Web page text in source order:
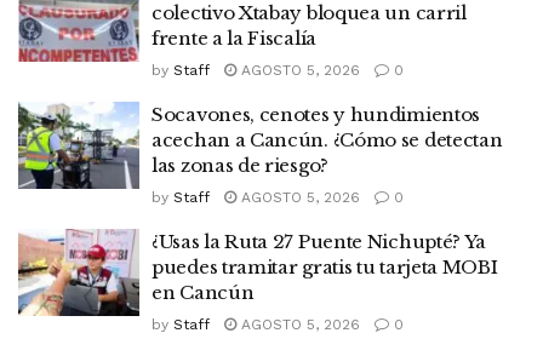
colectivo Xtabay bloquea un carril
frente a la Fiscalía
by Staff AGOSTO 5, 2026 0
Socavones, cenotes y hundimientos
acechan a Cancún. ¿Cómo se detectan
las zonas de riesgo?
by Staff AGOSTO 5, 2026 0
¿Usas la Ruta 27 Puente Nichupté? Ya
puedes tramitar gratis tu tarjeta MOBI
en Cancún
by Staff AGOSTO 5, 2026 0